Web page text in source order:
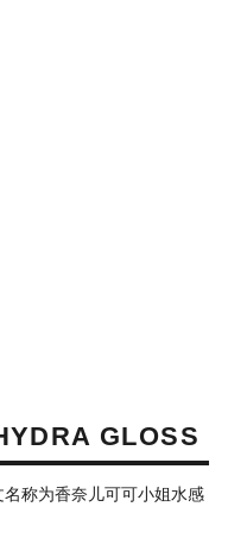
GLOSS
称为香奈儿可可小姐水感